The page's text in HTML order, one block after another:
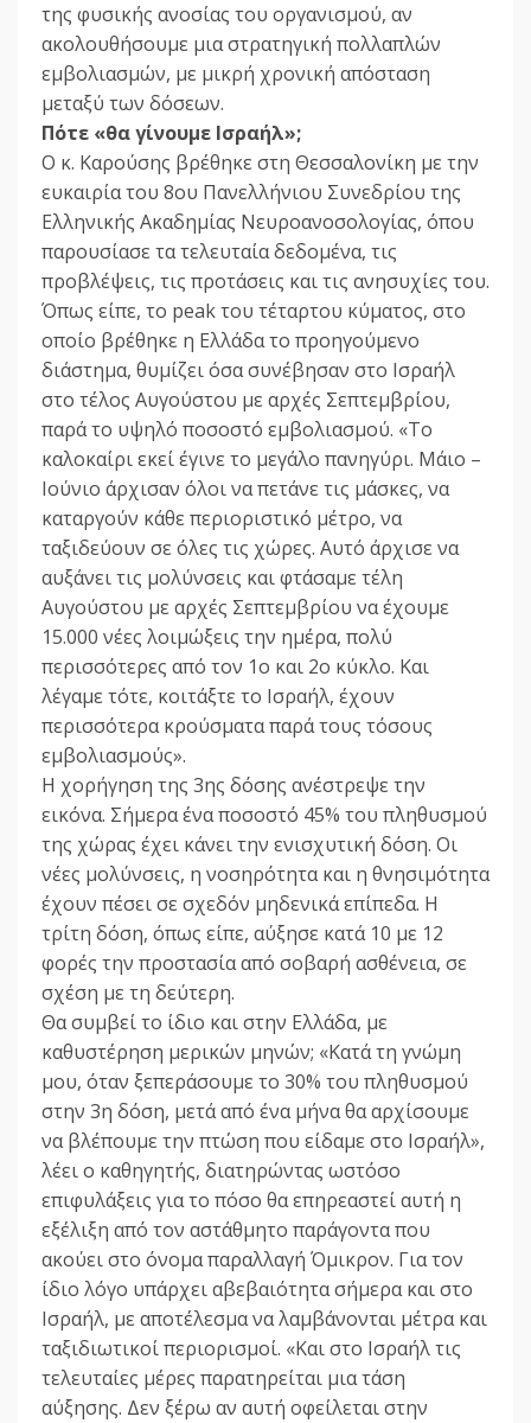
της φυσικής ανοσίας του οργανισμού, αν
ακολουθήσουμε μια στρατηγική πολλαπλών
εμβολιασμών, με μικρή χρονική απόσταση
μεταξύ των δόσεων.
Πότε «θα γίνουμε Ισραήλ»;
Ο κ. Καρούσης βρέθηκε στη Θεσσαλονίκη με την
ευκαιρία του 8ου Πανελλήνιου Συνεδρίου της
Ελληνικής Ακαδημίας Νευροανοσολογίας, όπου
παρουσίασε τα τελευταία δεδομένα, τις
προβλέψεις, τις προτάσεις και τις ανησυχίες του.
Όπως είπε, το peak του τέταρτου κύματος, στο
οποίο βρέθηκε η Ελλάδα το προηγούμενο
διάστημα, θυμίζει όσα συνέβησαν στο Ισραήλ
στο τέλος Αυγούστου με αρχές Σεπτεμβρίου,
παρά το υψηλό ποσοστό εμβολιασμού. «Το
καλοκαίρι εκεί έγινε το μεγάλο πανηγύρι. Μάιο –
Ιούνιο άρχισαν όλοι να πετάνε τις μάσκες, να
καταργούν κάθε περιοριστικό μέτρο, να
ταξιδεύουν σε όλες τις χώρες. Αυτό άρχισε να
αυξάνει τις μολύνσεις και φτάσαμε τέλη
Αυγούστου με αρχές Σεπτεμβρίου να έχουμε
15.000 νέες λοιμώξεις την ημέρα, πολύ
περισσότερες από τον 1ο και 2ο κύκλο. Και
λέγαμε τότε, κοιτάξτε το Ισραήλ, έχουν
περισσότερα κρούσματα παρά τους τόσους
εμβολιασμούς».
Η χορήγηση της 3ης δόσης ανέστρεψε την
εικόνα. Σήμερα ένα ποσοστό 45% του πληθυσμού
της χώρας έχει κάνει την ενισχυτική δόση. Οι
νέες μολύνσεις, η νοσηρότητα και η θνησιμότητα
έχουν πέσει σε σχεδόν μηδενικά επίπεδα. Η
τρίτη δόση, όπως είπε, αύξησε κατά 10 με 12
φορές την προστασία από σοβαρή ασθένεια, σε
σχέση με τη δεύτερη.
Θα συμβεί το ίδιο και στην Ελλάδα, με
καθυστέρηση μερικών μηνών; «Κατά τη γνώμη
μου, όταν ξεπεράσουμε το 30% του πληθυσμού
στην 3η δόση, μετά από ένα μήνα θα αρχίσουμε
να βλέπουμε την πτώση που είδαμε στο Ισραήλ»,
λέει ο καθηγητής, διατηρώντας ωστόσο
επιφυλάξεις για το πόσο θα επηρεαστεί αυτή η
εξέλιξη από τον αστάθμητο παράγοντα που
ακούει στο όνομα παραλλαγή Όμικρον. Για τον
ίδιο λόγο υπάρχει αβεβαιότητα σήμερα και στο
Ισραήλ, με αποτέλεσμα να λαμβάνονται μέτρα και
ταξιδιωτικοί περιορισμοί. «Και στο Ισραήλ τις
τελευταίες μέρες παρατηρείται μια τάση
αύξησης. Δεν ξέρω αν αυτή οφείλεται στην